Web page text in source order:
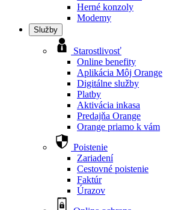
Herné konzoly
Modemy
Služby
Starostlivosť
Online benefity
Aplikácia Môj Orange
Digitálne služby
Platby
Aktivácia inkasa
Predajňa Orange
Orange priamo k vám
Poistenie
Zariadení
Cestovné poistenie
Faktúr
Úrazov